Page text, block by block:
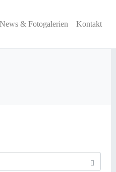
News & Fotogalerien Kontakt